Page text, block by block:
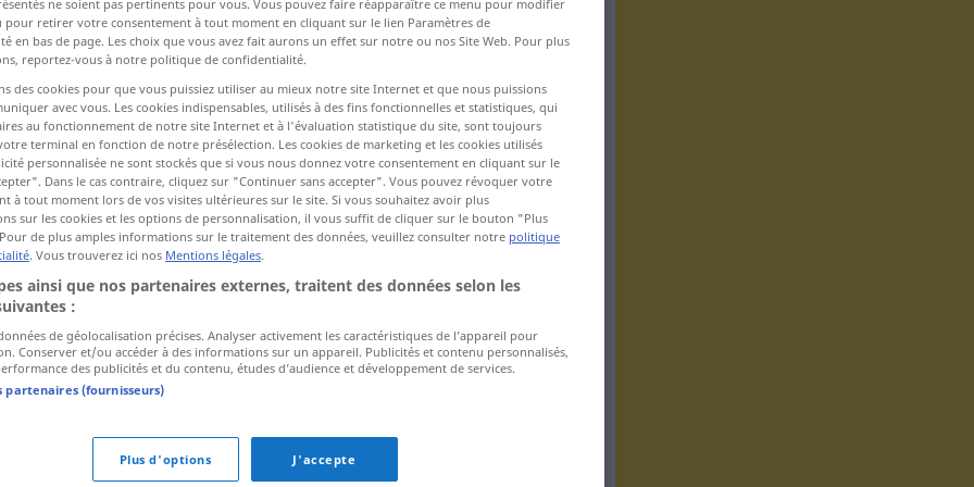
traduction)
Unduldsamkeit
extérieures pour "Unduldsamkeit"
Annan
Unduldsamkeit der griechischen Seite
gegenüber dem Annan-Plan.
ne soient pas pertinents pour vous. Vous pouvez faire réapparaître ce menu pour modifier
pour retirer votre consentement à tout moment en cliquant sur le lien Paramètres de
en bas de page. Les choix que vous avez fait aurons un effet sur notre ou nos Site Web. Pour plus
reportez-vous à notre politique de confidentialité.
des cookies pour que vous puissiez utiliser au mieux notre site Internet et que nous puissions
avec vous. Les cookies indispensables, utilisés à des fins fonctionnelles et statistiques, qui
au fonctionnement de notre site Internet et à l'évaluation statistique du site, sont toujours
terminal en fonction de notre présélection. Les cookies de marketing et les cookies utilisés
personnalisée ne sont stockés que si vous nous donnez votre consentement en cliquant sur le
Dans le cas contraire, cliquez sur "Continuer sans accepter". Vous pouvez révoquer votre
à tout moment lors de vos visites ultérieures sur le site. Si vous souhaitez avoir plus
sur les cookies et les options de personnalisation, il vous suffit de cliquer sur le bouton "Plus
de plus amples informations sur le traitement des données, veuillez consulter notre politique
. Vous trouverez ici nos Mentions légales.
ainsi que nos partenaires externes, traitent des données selon les
:
de géolocalisation précises. Analyser activement les caractéristiques de l’appareil pour
Conserver et/ou accéder à des informations sur un appareil. Publicités et contenu personnalisés,
des publicités et du contenu, études d’audience et développement de services.
partenaires (fournisseurs)
Plus d'options J'accepte